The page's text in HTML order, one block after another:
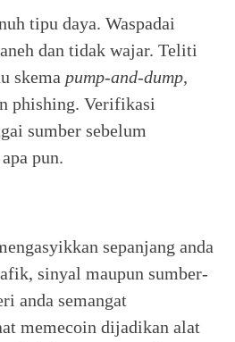
tipu daya. Waspadai
dan tidak wajar. Teliti
skema pump-and-dump,
phishing. Verifikasi
sumber sebelum
pun.
sepanjang anda
sinyal maupun sumber-
anda semangat
memecoin dijadikan alat